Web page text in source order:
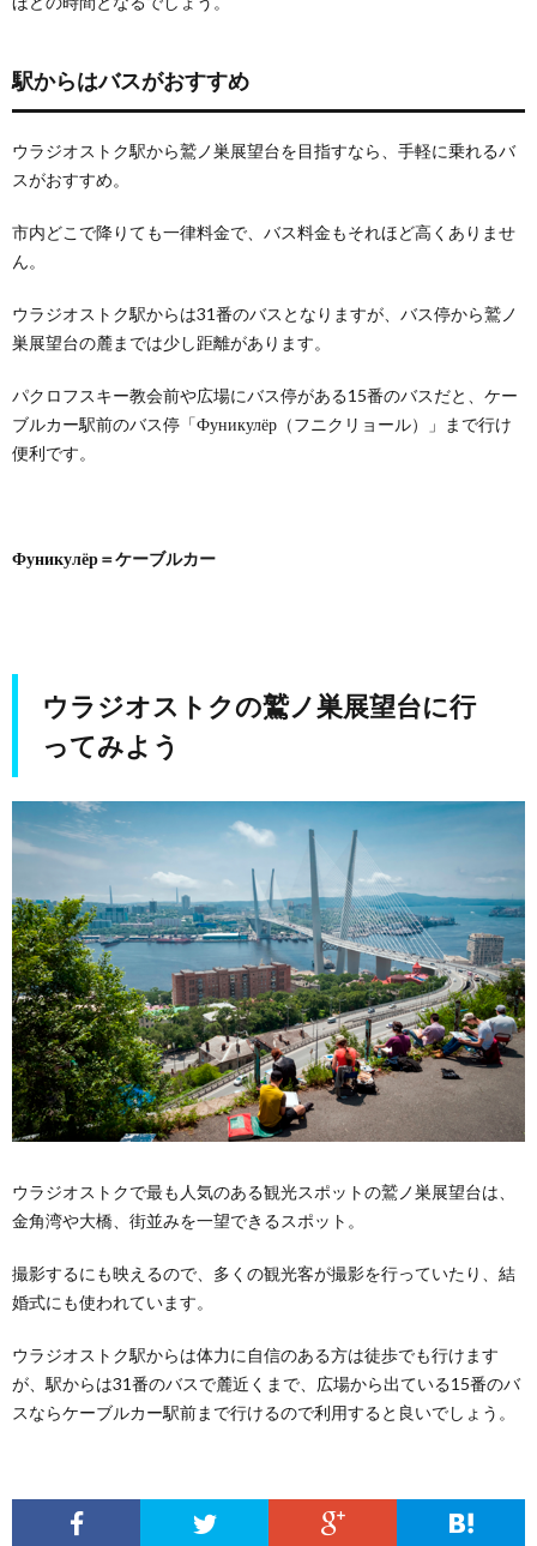
駅からはバスがおすすめ
ウラジオストク駅から鷲ノ巣展望台を目指すなら、手軽に乗れるバ
スがおすすめ。
市内どこで降りても一律料金で、バス料金もそれほど高くありませ
ん。
ウラジオストク駅からは31番のバスとなりますが、バス停から鷲ノ
巣展望台の麓までは少し距離があります。
パクロフスキー教会前や広場にバス停がある15番のバスだと、ケー
ブルカー駅前のバス停「Фуникулёр（フニクリョール）」まで行け
便利です。
Фуникулёр＝ケーブルカー
ウラジオストクの鷲ノ巣展望台に行
ってみよう
ウラジオストクで最も人気のある観光スポットの鷲ノ巣展望台は、
金角湾や大橋、街並みを一望できるスポット。
撮影するにも映えるので、多くの観光客が撮影を行っていたり、結
婚式にも使われています。
ウラジオストク駅からは体力に自信のある方は徒歩でも行けます
が、駅からは31番のバスで麓近くまで、広場から出ている15番のバ
スならケーブルカー駅前まで行けるので利用すると良いでしょう。